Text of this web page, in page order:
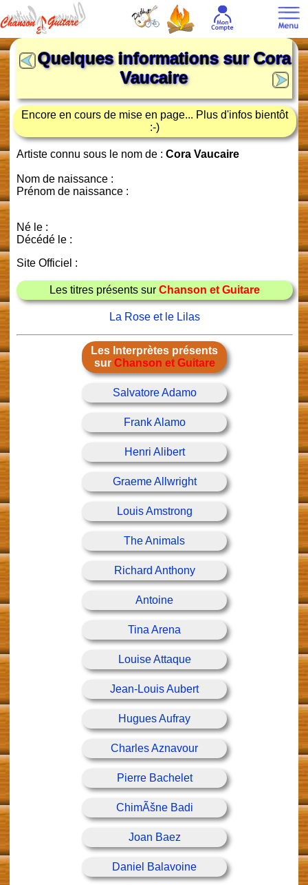
Quelques informations surCora
Vaucaire
Encore en cours de mise en page... Plus d'infos bientôt
:-)
Artiste connu sous le nom de : Cora Vaucaire
Nom de naissance :
Prénom de naissance :
Né le :
Décédé le :
Site Officiel :
Les titres présents sur Chanson et Guitare
La Rose et le Lilas
Les Interprètes présents
sur Chanson et Guitare
Salvatore Adamo
Frank Alamo
Henri Alibert
Graeme Allwright
Louis Amstrong
The Animals
Richard Anthony
Antoine
Tina Arena
Louise Attaque
Jean-Louis Aubert
Hugues Aufray
Charles Aznavour
Pierre Bachelet
ChimÃšne Badi
Joan Baez
Daniel Balavoine